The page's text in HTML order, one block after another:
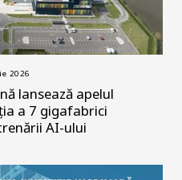
2026
lansează apelul
a 7 gigafabrici
AI-ului